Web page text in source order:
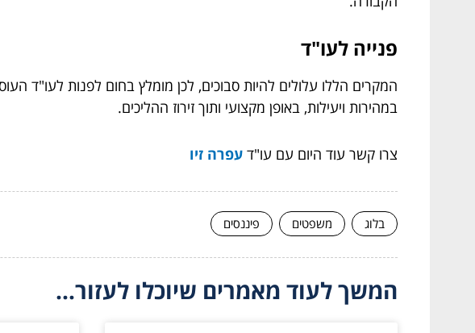
פנייה לעו"ד
המקרים הללו עלולים להיות סבוכים, לכן מומלץ בחום לפנות לעו"ד
במהירות ויעילות, באופן מקצועי ותוך זירוז ההליכים.
צרו קשר עוד היום עם עו"ד עפרה זיו
בלוג משפטים פיננסים
המשך לעוד מאמרים שיוכלו לעזור...